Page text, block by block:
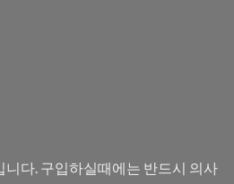
다. 구입하실때에는 반드시 의사